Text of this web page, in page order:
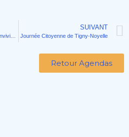
SUIVANT
Journée Citoyenne de Tigny-Noyelle
Retour Agendas